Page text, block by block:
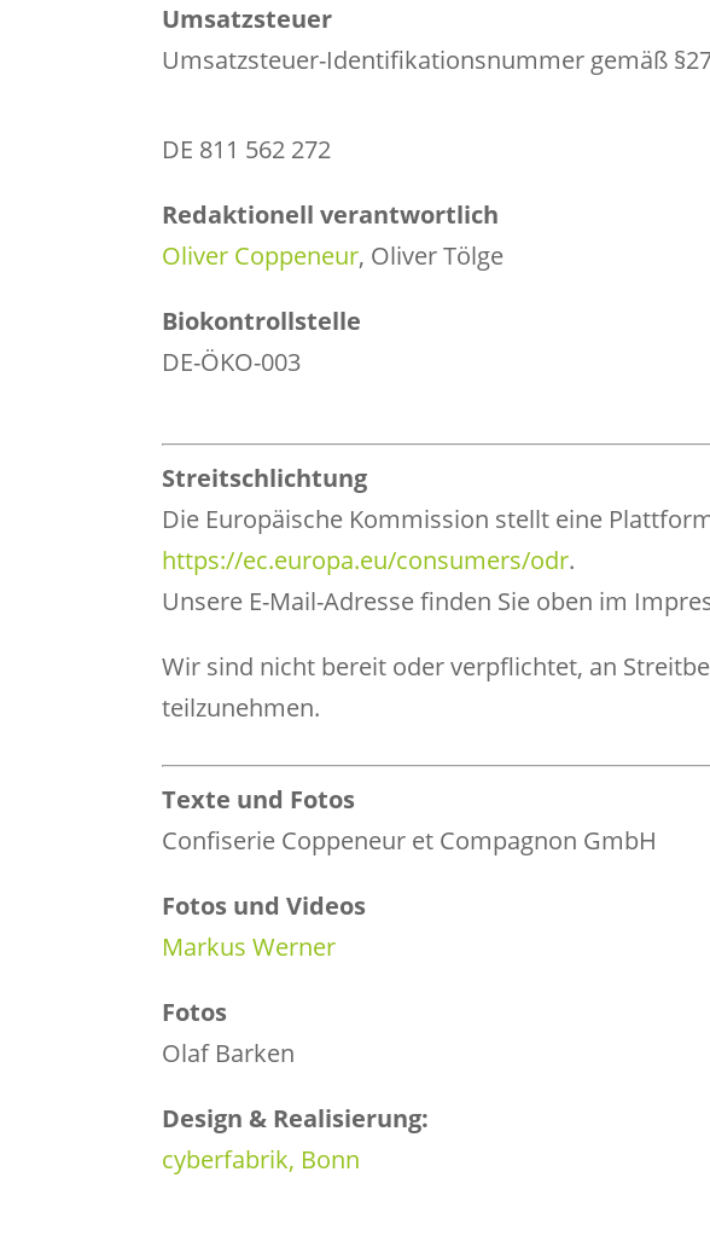
Umsatzsteuer
Umsatzsteuer-Identifikationsnummer gemäß
DE 811 562 272
Redaktionell verantwortlich
Oliver Coppeneur, Oliver Tölge
Biokontrollstelle
DE-ÖKO-003
Streitschlichtung
Die Europäische Kommission stellt eine
https://ec.europa.eu/consumers/odr.
Unsere E-Mail-Adresse finden Sie oben im
Wir sind nicht bereit oder verpflichtet, an
teilzunehmen.
Texte und Fotos
Confiserie Coppeneur et Compagnon GmbH
Fotos und Videos
Markus Werner
Fotos
Olaf Barken
Design & Realisierung:
cyberfabrik, Bonn